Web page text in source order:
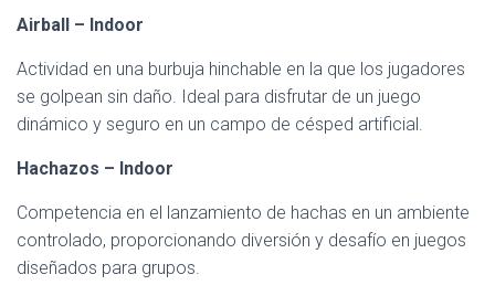
Airball – Indoor
Actividad en una burbuja hinchable en la que los jugadores
se golpean sin daño. Ideal para disfrutar de un juego
dinámico y seguro en un campo de césped artificial.
Hachazos – Indoor
Competencia en el lanzamiento de hachas en un ambiente
controlado, proporcionando diversión y desafío en juegos
diseñados para grupos.